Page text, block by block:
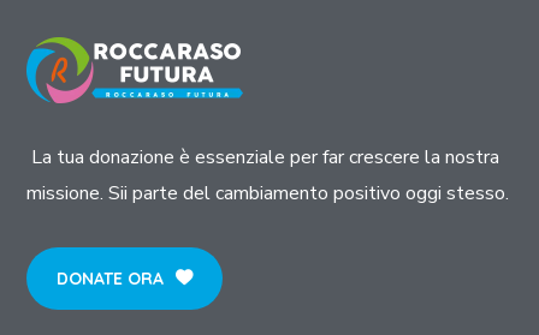
La tua donazione è essenziale per far crescere la nostra
missione. Sii parte del cambiamento positivo oggi stesso.
DONATE ORA